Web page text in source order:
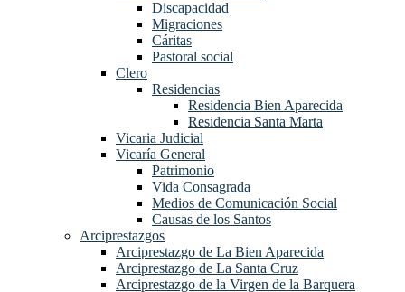
Discapacidad
Migraciones
Cáritas
Pastoral social
Clero
Residencias
Residencia Bien Aparecida
Residencia Santa Marta
Vicaria Judicial
Vicaría General
Patrimonio
Vida Consagrada
Medios de Comunicación Social
Causas de los Santos
Arciprestazgos
Arciprestazgo de La Bien Aparecida
Arciprestazgo de La Santa Cruz
Arciprestazgo de la Virgen de la Barquera